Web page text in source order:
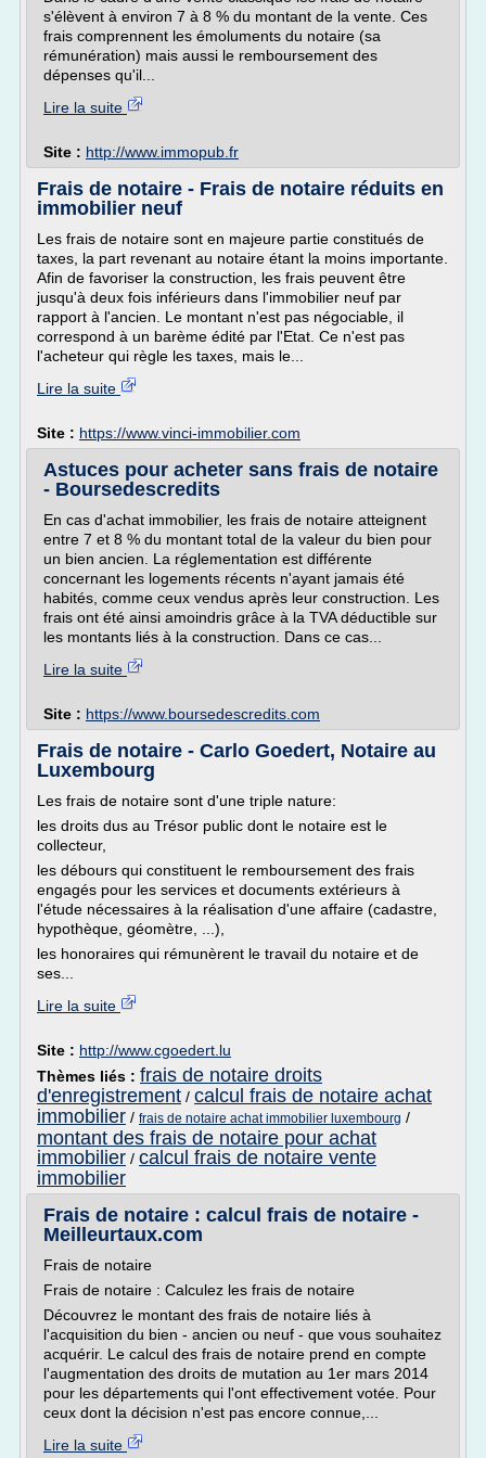
s'élèvent à environ 7 à 8 % du montant de la vente. Ces
frais comprennent les émoluments du notaire (sa
rémunération) mais aussi le remboursement des
dépenses qu'il...
Lire la suite
Site : http://www.immopub.fr
Frais de notaire - Frais de notaire réduits en
immobilier neuf
Les frais de notaire sont en majeure partie constitués de
taxes, la part revenant au notaire étant la moins importante.
Afin de favoriser la construction, les frais peuvent être
jusqu'à deux fois inférieurs dans l'immobilier neuf par
rapport à l'ancien. Le montant n'est pas négociable, il
correspond à un barème édité par l'Etat. Ce n'est pas
l'acheteur qui règle les taxes, mais le...
Lire la suite
Site : https://www.vinci-immobilier.com
Astuces pour acheter sans frais de notaire
- Boursedescredits
En cas d'achat immobilier, les frais de notaire atteignent
entre 7 et 8 % du montant total de la valeur du bien pour
un bien ancien. La réglementation est différente
concernant les logements récents n'ayant jamais été
habités, comme ceux vendus après leur construction. Les
frais ont été ainsi amoindris grâce à la TVA déductible sur
les montants liés à la construction. Dans ce cas...
Lire la suite
Site : https://www.boursedescredits.com
Frais de notaire - Carlo Goedert, Notaire au
Luxembourg
Les frais de notaire sont d'une triple nature:
les droits dus au Trésor public dont le notaire est le
collecteur,
les débours qui constituent le remboursement des frais
engagés pour les services et documents extérieurs à
l'étude nécessaires à la réalisation d'une affaire (cadastre,
hypothèque, géomètre, ...),
les honoraires qui rémunèrent le travail du notaire et de
ses...
Lire la suite
Site : http://www.cgoedert.lu
Thèmes liés : frais de notaire droits
d'enregistrement / calcul frais de notaire achat
immobilier / frais de notaire achat immobilier luxembourg /
montant des frais de notaire pour achat
immobilier / calcul frais de notaire vente
immobilier
Frais de notaire : calcul frais de notaire -
Meilleurtaux.com
Frais de notaire
Frais de notaire : Calculez les frais de notaire
Découvrez le montant des frais de notaire liés à
l'acquisition du bien - ancien ou neuf - que vous souhaitez
acquérir. Le calcul des frais de notaire prend en compte
l'augmentation des droits de mutation au 1er mars 2014
pour les départements qui l'ont effectivement votée. Pour
ceux dont la décision n'est pas encore connue,...
Lire la suite